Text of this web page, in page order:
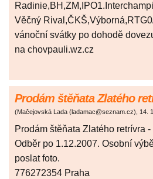
Věčný
vánoční svátky po dohodě
na chovpauli.wz.cz
Prodám štěňata Zlatého
(Mačejovská Lada (ladamac@seznam.cz), 14.
Prodám štěňata Zlatého retrívra
Odběr po 1.12.2007. Osobní
poslat foto.
776272354 Praha